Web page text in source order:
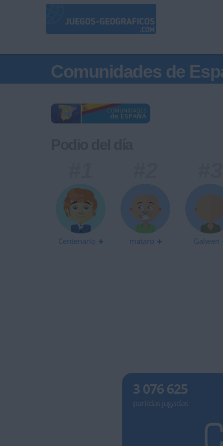
Comunidades de
Centenario mataro Galwen
3 076 625
partidas jugadas